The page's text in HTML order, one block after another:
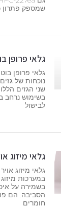
שמספק פתרון
גלאי פרופן
גלאי פרופן
נוכחות של
שני הגזים
בשימוש נרחב
לבישול
גלאי מיזוג
גלאי מיזוג
במערכות
בשמירה על
הסביבה. הם
חומרים